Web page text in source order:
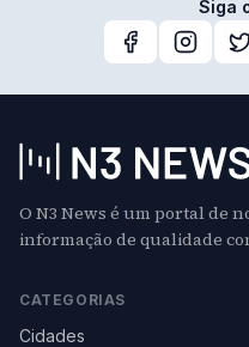
Siga
O N3 News é um portal de
informação de qualidade
CATEGORIAS
Cidades